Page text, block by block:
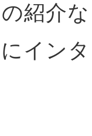
紹介
イン
日置